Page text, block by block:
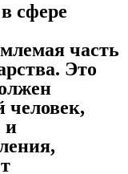
сфере
часть
Это
человек,
и